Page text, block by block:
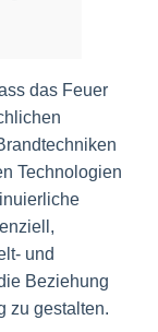
das Feuer
Technologien
und
Beziehung
zu gestalten.